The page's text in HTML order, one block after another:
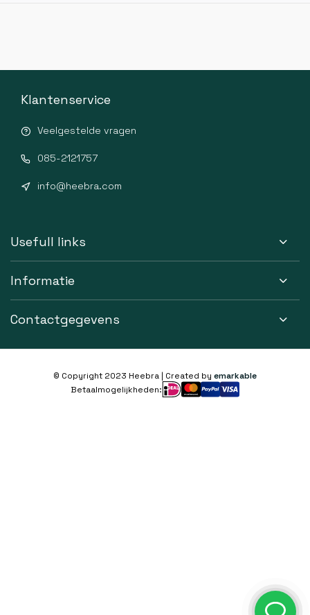
Klantenservice
Veelgestelde vragen
085-2121757
info@heebra.com
Usefull links
Informatie
Contactgegevens
© Copyright 2023 Heebra | Created by emarkable
Betaalmogelijkheden: